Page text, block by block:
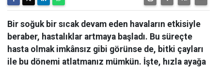
Bir soğuk bir sıcak devam eden havaların etkisiyle
beraber, hastalıklar artmaya başladı. Bu süreçte
hasta olmak imkânsız gibi görünse de, bitki çayları
ile bu dönemi atlatmanız mümkün. İşte, hızla ayağa